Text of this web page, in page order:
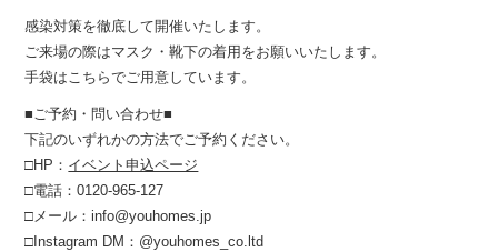
感染対策を徹底して開催いたします。
ご来場の際はマスク・靴下の着用をお願いいたします。
手袋はこちらでご用意しています。
■ご予約・問い合わせ■
下記のいずれかの方法でご予約ください。
□HP： イベント申込ページ
□電話：0120-965-127
□メール：info@youhomes.jp
□Instagram DM：@youhomes_co.ltd